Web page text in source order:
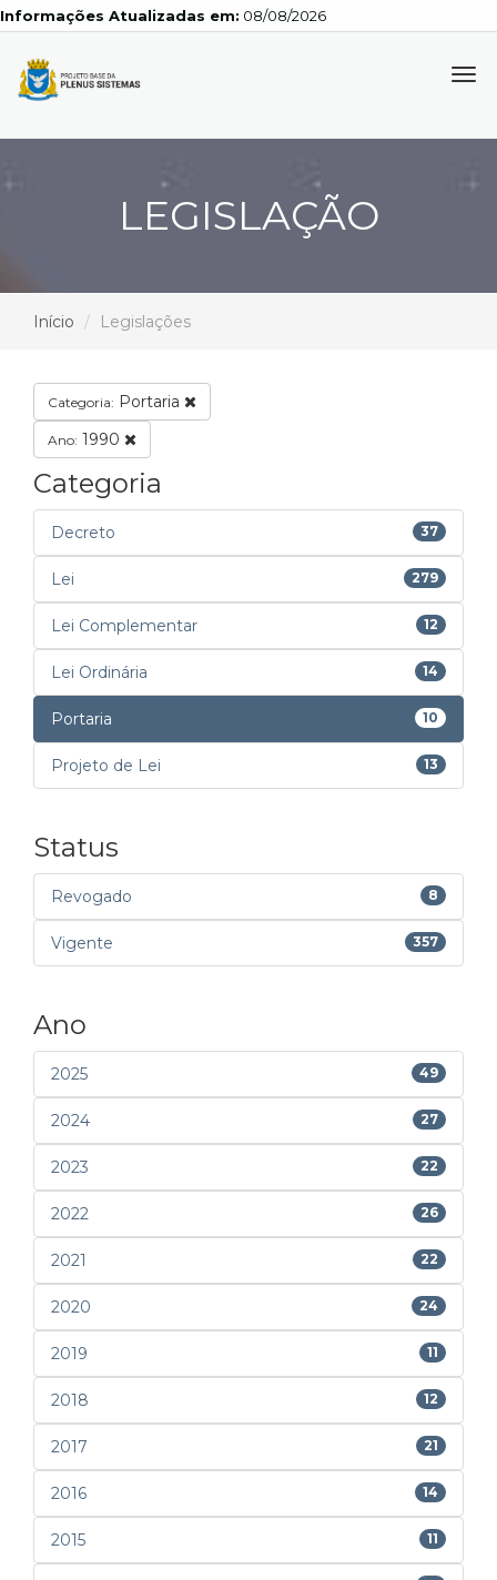
Atualizadas em: 08/08/2026
LEGISLAÇÃO
Início Legislações
Categoria: Portaria
Ano: 1990
Categoria
Decreto 37
Lei 279
Lei Complementar 12
Lei Ordinária 14
Portaria 10
Projeto de Lei 13
Status
Revogado 8
Vigente 357
Ano
2025 49
2024 27
2023 22
2022 26
2021 22
2020 24
2019 11
2018 12
2017 21
2016 14
2015 11